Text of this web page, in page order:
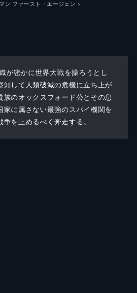
ン ファースト・エージェント
が密かに世界大戦を操ろうとし
知して人類破滅の危機に立ち上が
族のオックスフォード公とその息
家に属さない最強のスパイ機関を
を止めるべく奔走する。